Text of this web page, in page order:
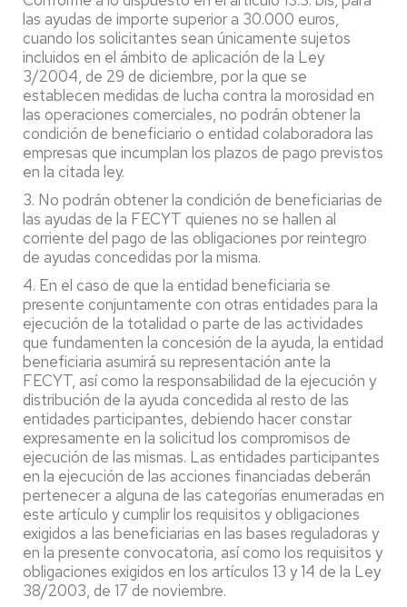
las ayudas de importe superior a 30.000 euros,
cuando los solicitantes sean únicamente sujetos
incluidos en el ámbito de aplicación de la Ley
3/2004, de 29 de diciembre, por la que se
establecen medidas de lucha contra la morosidad en
las operaciones comerciales, no podrán obtener la
condición de beneficiario o entidad colaboradora las
empresas que incumplan los plazos de pago previstos
en la citada ley.
3. No podrán obtener la condición de beneficiarias de
las ayudas de la FECYT quienes no se hallen al
corriente del pago de las obligaciones por reintegro
de ayudas concedidas por la misma.
4. En el caso de que la entidad beneficiaria se
presente conjuntamente con otras entidades para la
ejecución de la totalidad o parte de las actividades
que fundamenten la concesión de la ayuda, la entidad
beneficiaria asumirá su representación ante la
FECYT, así como la responsabilidad de la ejecución y
distribución de la ayuda concedida al resto de las
entidades participantes, debiendo hacer constar
expresamente en la solicitud los compromisos de
ejecución de las mismas. Las entidades participantes
en la ejecución de las acciones financiadas deberán
pertenecer a alguna de las categorías enumeradas en
este artículo y cumplir los requisitos y obligaciones
exigidos a las beneficiarias en las bases reguladoras y
en la presente convocatoria, así como los requisitos y
obligaciones exigidos en los artículos 13 y 14 de la Ley
38/2003, de 17 de noviembre.